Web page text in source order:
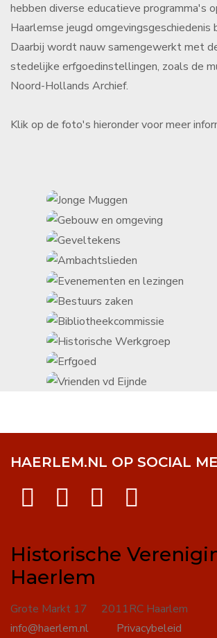
hebben diverse educatieve programma's
Haarlemse jeugd omgevingsgeschiedenis
Daarbij wordt nauw samengewerkt met
stedelijke erfgoedinstellingen, zoals de
Noord-Hollands Archief.
Klik op de foto's hieronder voor meer
HAERLEM.NL OP SOCIAL
Historische
Haerlem
Grote Markt 17 2011RC Haarlem
info@haerlem.nl
Privacybeleid